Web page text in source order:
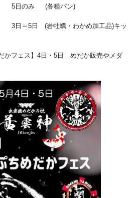
のみ (各種パン)
(岩牡蠣・わかめ加工品)キッ
フェス】4日・5日 めだか販売やメダ